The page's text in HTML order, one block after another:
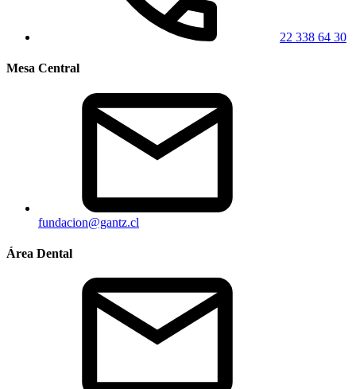
22 338 64 30
Mesa Central
fundacion@gantz.cl
Área Dental